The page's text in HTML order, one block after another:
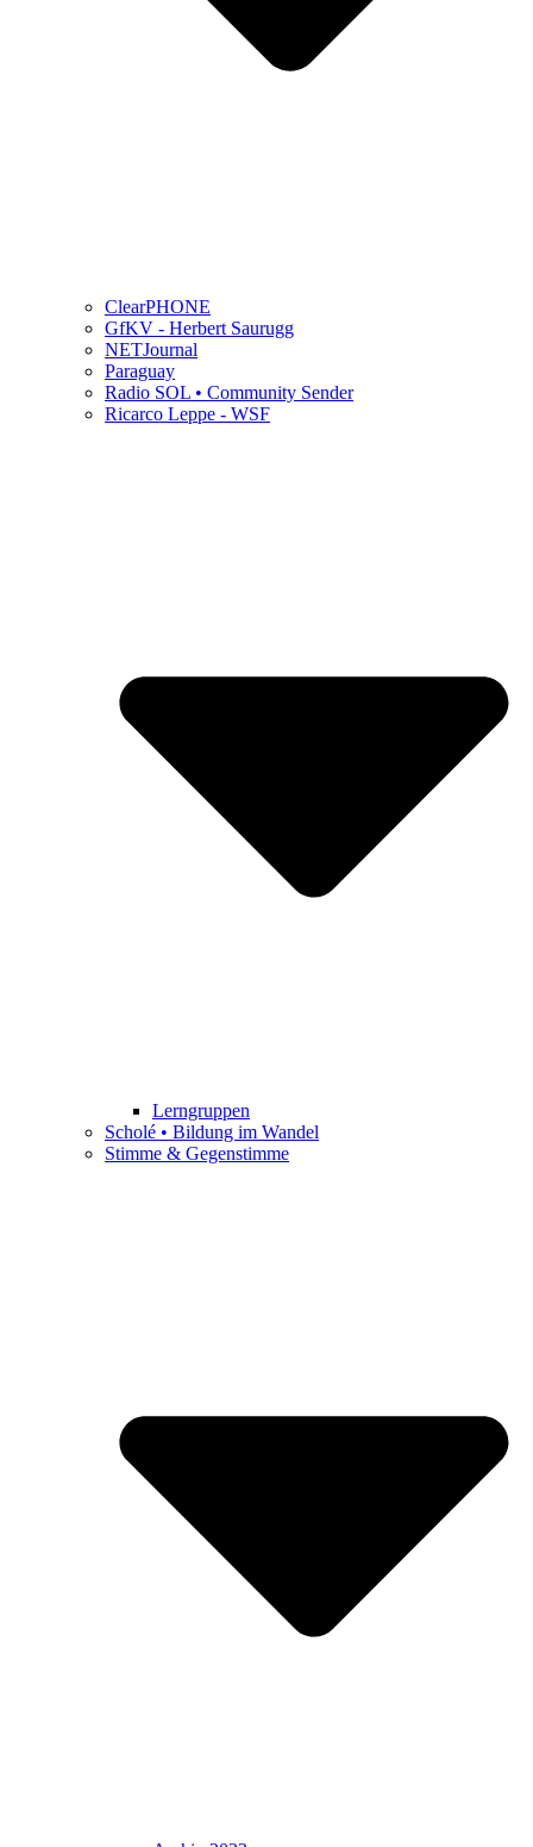
ClearPHONE
GfKV - Herbert Saurugg
NETJournal
Paraguay
Radio SOL • Community Sender
Ricarco Leppe - WSF
Lerngruppen
Scholé • Bildung im Wandel
Stimme & Gegenstimme